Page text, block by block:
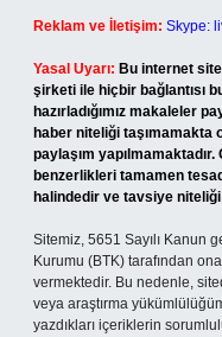
Reklam ve İletişim: Skype:
Yasal Uyarı: Bu internet
şirketi ile hiçbir bağlantısı
hazırladığımız makaleler
haber niteliği taşımamakta
paylaşım
benzerlikleri tamamen
halindedir ve tavsiye niteliği
Sitemiz, 5651 Sayılı Kanun
Kurumu (BTK) tarafından
vermektedir. Bu nedenle,
veya araştırma
yazdıkları içeriklerin